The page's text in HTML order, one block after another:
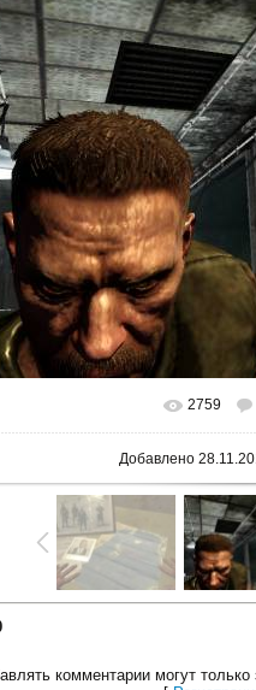
В реальном
2759
Добавлено
комментарии могут